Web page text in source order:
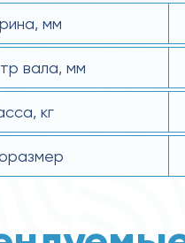
мм
вала, мм
кг